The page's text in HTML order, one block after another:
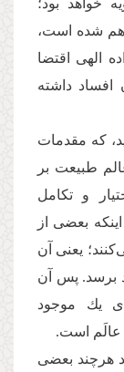
خواهد بود؛
شده است،
الهی اقتضا
داشته
كه مقدمات
طبیعت بر
و تكامل
بعضی از
یعنی آن
برسد. پس آن
یك موجود
عالَم است.
هرچند بعضی